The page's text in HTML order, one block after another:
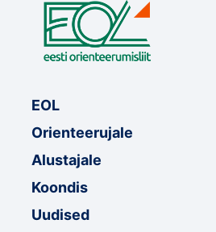
EOL
Orienteerujale
Alustajale
Koondis
Uudised